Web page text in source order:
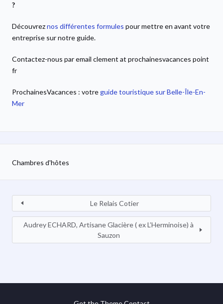
?
Découvreznos différentes formules pour mettre en avant votre
entreprise sur notre guide.
Contactez-nous par email clement at prochainesvacances point
fr
ProchainesVacances : votreguide touristique sur Belle-Île-En-
Mer
Chambres d'hôtes
Le Relais Cotier
Audrey ECHARD, Artisane Glacière ( ex L’Herminoise) à
Sauzon